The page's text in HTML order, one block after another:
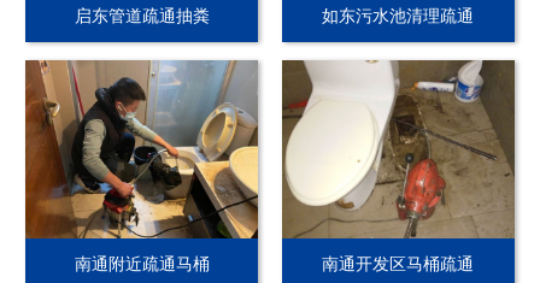
启东管道疏通抽粪 如东污水池清理疏通
南通附近疏通马桶 南通开发区马桶疏通